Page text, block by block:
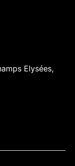
Elysées,